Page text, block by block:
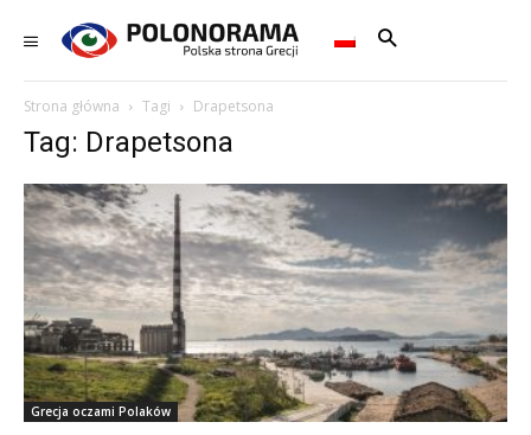
Strona główna Tagi Drapetsona
Tag: Drapetsona
Grecja oczami Polaków